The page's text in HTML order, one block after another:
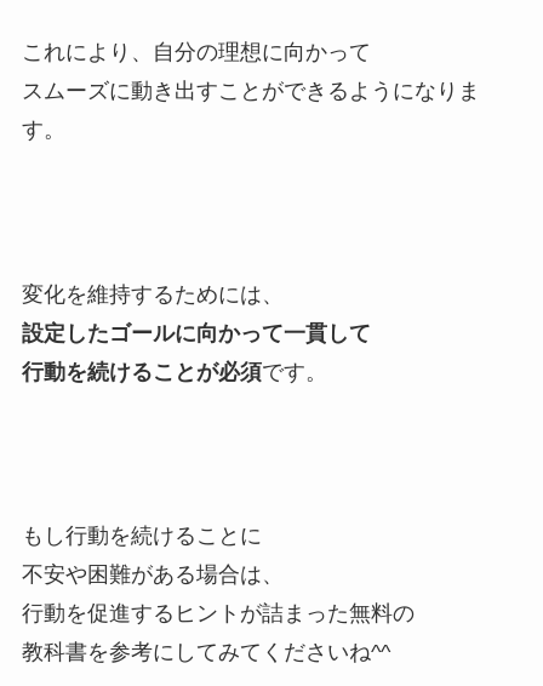
これにより、自分の理想に向かって
スムーズに動き出すことができるようになりま
す。
変化を維持するためには、
設定したゴールに向かって一貫して
行動を続けることが必須です。
もし行動を続けることに
不安や困難がある場合は、
行動を促進するヒントが詰まった無料の
教科書を参考にしてみてくださいね^^